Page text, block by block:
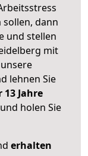
sollen, dann
und stellen
mit
lehnen Sie
Jahre
holen Sie
erhalten